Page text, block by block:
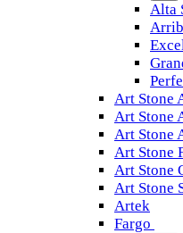
Alta
Art Stone
Art Stone
Art Stone
Art Stone
Art Stone
Art Stone
Artek
Fargo